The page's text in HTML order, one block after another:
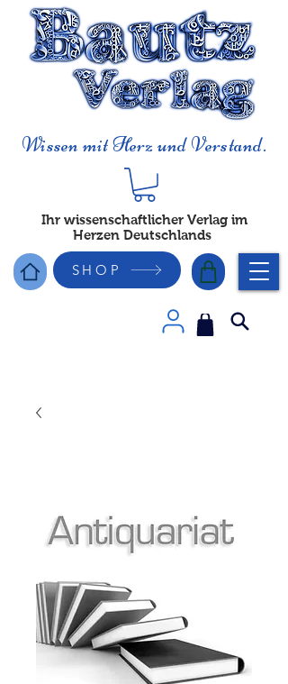
Wissen mit Herz und Verstand.
Ihr wissenschaftlicher Verlag im
Herzen Deutschlands
SHOP